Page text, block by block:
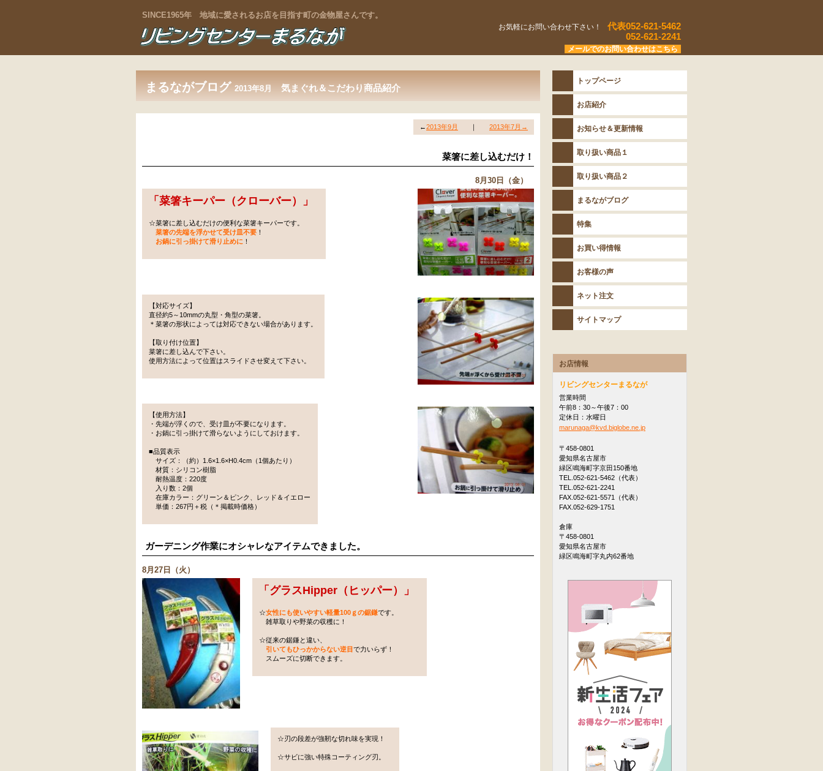
SINCE1965年 地域に愛されるお店を目指す町の金物屋さんです。
お気軽にお問い合わせ下さい！
代表052-621-5462
052-621-2241
メールでのお問い合わせはこちら
まるながブログ 2013年8月 気まぐれ＆こだわり商品紹介
←2013年9月 ｜ 2013年7月→
菜箸に差し込むだけ！
8月30日（金）
「 菜箸キーパー（クローバー） 」
☆菜箸に差し込むだけの便利な菜箸キーパーです。
菜箸の先端を浮かせて受け皿不要 ！
お鍋に引っ掛けて滑り止めに ！
【対応サイズ】
直径約5～10mmの丸型・角型の菜箸。
＊菜箸の形状によっては対応できない場合があります。
【取り付け位置】
菜箸に差し込んで下さい。
使用方法によって位置はスライドさせ変えて下さい。
【使用方法】
・先端が浮くので、受け皿が不要になります。
・お鍋に引っ掛けて滑らないようにしておけます。
■品質表示
サイズ：（約）1.6×1.6×H0.4cm（1個あたり）
材質：シリコン樹脂
耐熱温度：220度
入り数：2個
在庫カラー：グリーン＆ピンク、レッド＆イエロー
単価：267円＋税（＊掲載時価格）
ガーデニング作業にオシャレなアイテムできました。
8月27日（火）
「 グラスHipper（ヒッパー） 」
☆女性にも使いやすい軽量100ｇの鋸鎌です。
雑草取りや野菜の収穫に！
☆従来の鋸鎌と違い、
引いてもひっかからない逆目で力いらず！
スムーズに切断できます。
☆刃の段差が強靭な切れ味を実現！
☆サビに強い特殊コーティング刃。
トップページ
お店紹介
お知らせ＆更新情報
取り扱い商品１
取り扱い商品２
まるながブログ
特集
お買い得情報
お客様の声
ネット注文
サイトマップ
お店情報
リビングセンターまるなが
営業時間
午前8：30～午後7：00
定休日：水曜日
marunaga@kvd.biglobe.ne.jp
〒458-0801
愛知県名古屋市
緑区鳴海町字京田150番地
TEL.052-621-5462（代表）
TEL.052-621-2241
FAX.052-621-5571（代表）
FAX.052-629-1751
倉庫
〒458-0801
愛知県名古屋市
緑区鳴海町字丸内62番地